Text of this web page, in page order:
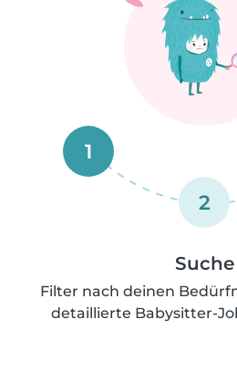
1
2
Suche
Filter nach deinen
detaillierte Babysitter-